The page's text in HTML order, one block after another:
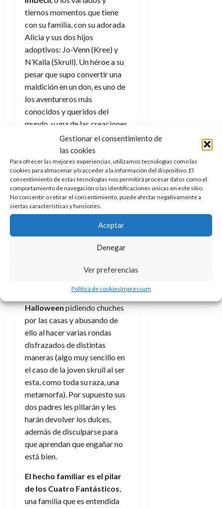
Gestionar el consentimiento de
las cookies
Para ofrecer las mejores experiencias, utilizamos tecnologías como las
cookies para almacenar y/o acceder a la información del dispositivo. El
consentimiento de estas tecnologías nos permitirá procesar datos como el
comportamiento de navegación o las identificaciones únicas en este sitio.
No consentir o retirar el consentimiento, puede afectar negativamente a
ciertas características y funciones.
Aceptar
Denegar
Ver preferencias
Política de cookiesImpressum
tiernos momentos que tiene
con su familia, con su adorada
Alicia y sus dos hijos
adoptivos: Jo-Venn (Kree) y
N’Kalla (Skrull). Un héroe a su
pesar que supo convertir una
maldición en un don, es uno de
los aventureros más
conocidos y queridos del
mundo, y una de las creaciones
Jack Kirbyy Stan Lee que
más recorrido ha tenido a lo
largo de sus décadas de
existencia.
La importancia
de la familia
tiernas y sencillas, son lo mejor
Jo-Venn y
Halloweenpidiendo chuches
por las casas y abusando de
ello al hacer varias rondas
disfrazados de distintas
maneras (algo muy sencillo en
el caso de la joven skrull al ser
esta, como toda su raza, una
metamorfa). Por supuesto sus
dos padres les pillarán y les
harán devolver los dulces,
además de disculparse para
que aprendan que engañar no
está bien.
El hecho familiar es el pilar
de los Cuatro Fantásticos,
una familia que es entendida